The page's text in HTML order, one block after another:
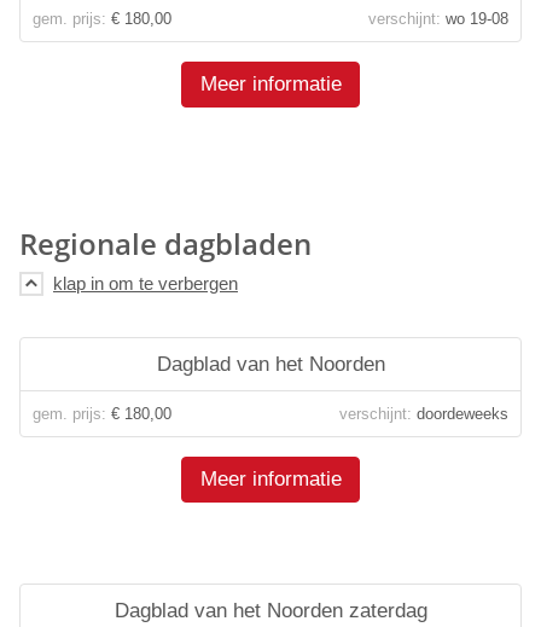
gem. prijs: € 180,00 verschijnt: wo 19-08
Meer informatie
Regionale dagbladen
Dagblad van het Noorden
gem. prijs: € 180,00 verschijnt: doordeweeks
Meer informatie
Dagblad van het Noorden zaterdag